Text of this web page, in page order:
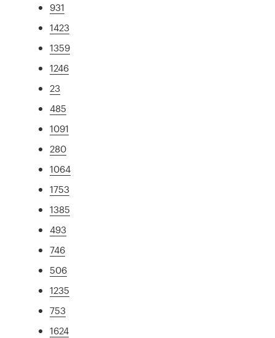
931
1423
1359
1246
23
485
1091
280
1064
1753
1385
493
746
506
1235
753
1624